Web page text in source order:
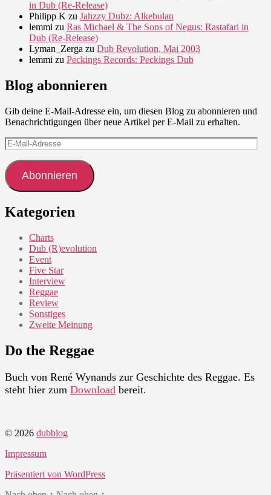
in Dub (Re-Release)
Philipp K zu Jahzzy Dubz: Alkebulan
lemmi zu Ras Michael & The Sons of Negus: Rastafari in
Dub (Re-Release)
Lyman_Zerga zu Dub Revolution, Mai 2003
lemmi zu Peckings Records: Peckings Dub
Blog abonnieren
Gib deine E-Mail-Adresse ein, um diesen Blog zu abonnieren und
Benachrichtigungen über neue Artikel per E-Mail zu erhalten.
E-
Mail-
Adresse
Abonnieren
Kategorien
Charts
Dub (R)evolution
Event
Five Star
Interview
Reggae
Review
Sonstiges
Zweite Meinung
Do the Reggae
Buch von René Wynands zur Geschichte des Reggae. Es
steht hier zum Download bereit.
© 2026 dubblog
Impressum
Präsentiert von WordPress